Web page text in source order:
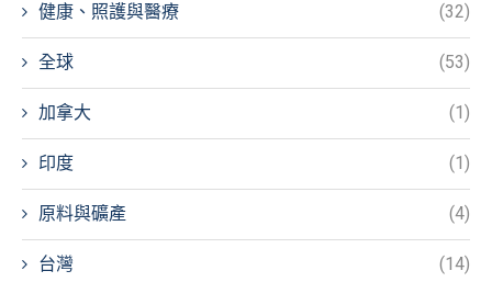
健康、照護與醫療 (32)
全球 (53)
加拿大 (1)
印度 (1)
原料與礦產 (4)
台灣 (14)